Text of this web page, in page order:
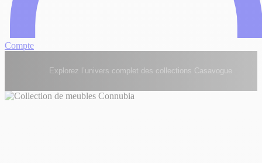
Compte
Explorez l’univers complet des collections Casavogue